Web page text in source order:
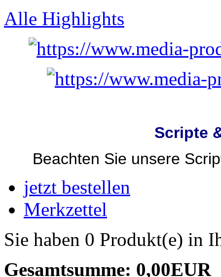
Alle Highlights
Scripte
Beachten Sie unsere
jetzt bestellen
Merkzettel
Sie haben 0 Produkt(e) in
Gesamtsumme: 0,00EUR